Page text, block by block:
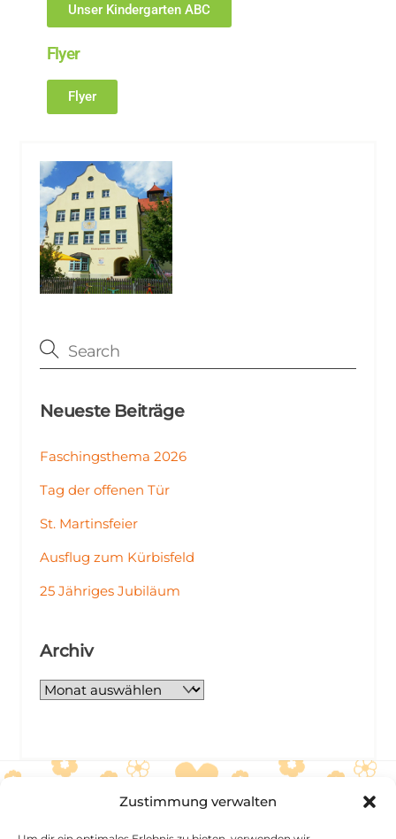
Zustimmung verwalten
Unser Kindergarten ABC
Flyer
Flyer
Neueste Beiträge
Faschingsthema 2026
Tag der offenen Tür
St. Martinsfeier
Ausflug zum Kürbisfeld
25 Jähriges Jubiläum
Archiv
Sonnenschein Kammerberg